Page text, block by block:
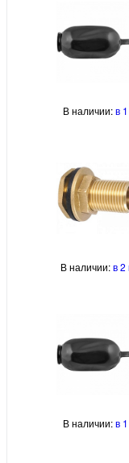
В наличии:в
В наличии:в 2
В наличии:в